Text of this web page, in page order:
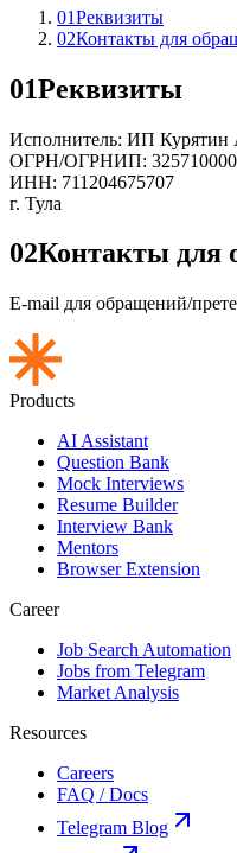
01Реквизиты
02Контакты для
01Реквизиты
Исполнитель: ИП Курятин
ОГРН/ОГРНИП:
ИНН: 711204675707
г. Тула
02Контакты для
E-mail для обращений/
Products
AI Assistant
Question Bank
Mock Interviews
Resume Builder
Interview Bank
Mentors
Browser Extension
Career
Job Search Automation
Jobs from Telegram
Market Analysis
Resources
Careers
FAQ / Docs
Telegram Blog